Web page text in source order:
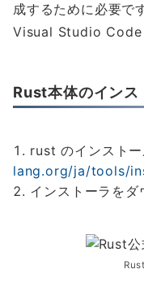
成するために必要で
Visual Studio Code
Rust本体のインス
rust のインスト
lang.org/ja/tools/
インストーラをダ